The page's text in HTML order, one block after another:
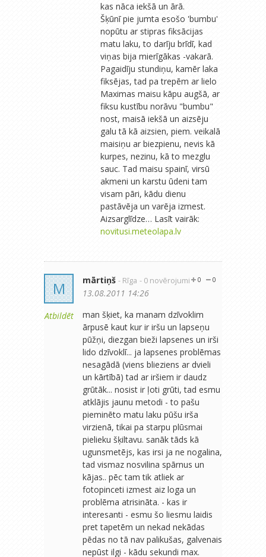
kas nāca iekšā un ārā.
Šķūnī pie jumta esošo 'bumbu'
nopūtu ar stipras fiksācijas
matu laku, to darīju brīdī, kad
viņas bija mierīgākas -vakarā.
Pagaidīju stundiņu, kamēr laka
fiksējas, tad pa trepēm ar lielo
Maximas maisu kāpu augšā, ar
fiksu kustību norāvu "bumbu"
nost, maisā iekšā un aizsēju
galu tā kā aizsien, piem. veikalā
maisiņu ar biezpienu, nevis kā
kurpes, nezinu, kā to mezglu
sauc. Tad maisu spainī, virsū
akmeni un karstu ūdeni tam
visam pāri, kādu dienu
pastāvēja un varēja izmest.
Aizsarglīdze… Lasīt vairāk:
novitusi.meteolapa.lv
M
Atbildēt
mārtiņš - Rīga - 0 novērojumi 0
0
13.08.2011 14:26
man šķiet, ka manam dzīvoklim
ārpusē kaut kur ir iršu un lapseņu
pūžņi, diezgan bieži lapsenes un irši
lido dzīvoklī... ja lapsenes problēmas
nesagādā (viens blieziens ar dvieli
un kārtībā) tad ar iršiem ir daudz
grūtāk... nosist ir ļoti grūti, tad esmu
atklājis jaunu metodi - to pašu
pieminēto matu laku pūšu irša
virzienā, tikai pa starpu plūsmai
pielieku šķiltavu. sanāk tāds kā
ugunsmetējs, kas irsi ja ne nogalina,
tad vismaz nosvilina spārnus un
kājas.. pēc tam tik atliek ar
fotopinceti izmest aiz loga un
problēma atrisināta. - kas ir
interesanti - esmu šo liesmu laidis
pret tapetēm un nekad nekādas
pēdas no tā nav palikušas, galvenais
nepūst ilgi - kādu sekundi max.